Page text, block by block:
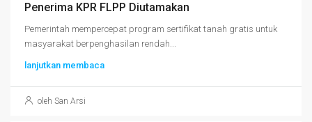
Penerima KPR FLPP Diutamakan
Pemerintah mempercepat program sertifikat tanah gratis untuk
masyarakat berpenghasilan rendah...
lanjutkan membaca
oleh San Arsi